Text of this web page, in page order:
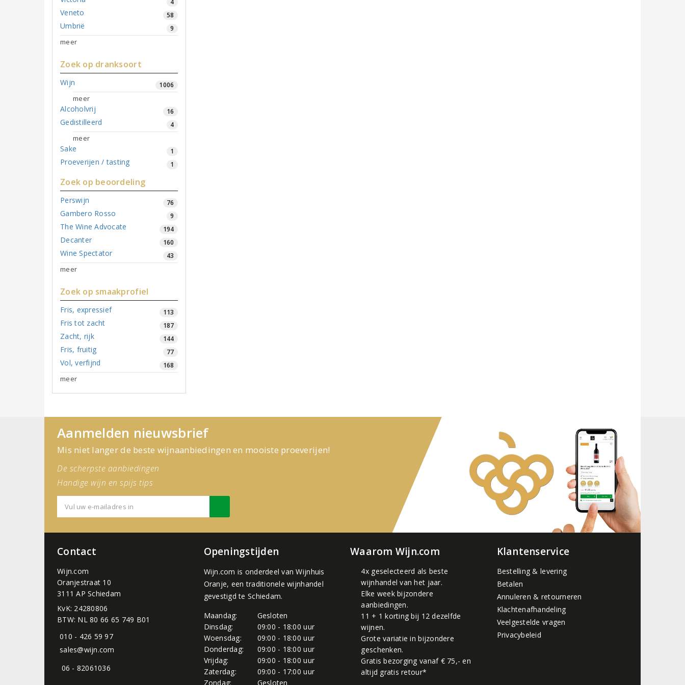
Veneto 58
Umbrië 9
meer
Zoek op dranksoort
Wijn 1006
meer
Alcoholvrij 16
Gedistilleerd 4
meer
Sake 1
Proeverijen / tasting 1
Zoek op beoordeling
Perswijn 76
Gambero Rosso 9
The Wine Advocate 194
Decanter 160
Wine Spectator 43
meer
Zoek op smaakprofiel
Fris, expressief 113
Fris tot zacht 187
Zacht, rijk 144
Fris, fruitig 77
Vol, verfijnd 168
meer
Aanmelden nieuwsbrief
Mis niet langer de beste wijnaanbiedingen en mooiste proeverijen!
De scherpste aanbiedingen
Handige wijn en spijs tips
Contact
Wijn.com
Oranjestraat 10
3111 AP Schiedam
KvK: 24280806
BTW: NL 80 66 65 749 B01
010 - 426 59 97
sales@wijn.com
06 - 82061036
Openingstijden
Wijn.com is onderdeel vanWijnhuis
Oranje, een traditionele wijnhandel
gevestigd te Schiedam.
Maandag:
Gesloten
Dinsdag:
09:00 - 18:00 uur
Woensdag:
09:00 - 18:00 uur
Donderdag:
09:00 - 18:00 uur
Vrijdag:
09:00 - 18:00 uur
Zaterdag:
09:00 - 17:00 uur
Zondag:
Gesloten
Waarom Wijn.com
4x geselecteerd als beste
wijnhandel van het jaar.
Elke week bijzondere
aanbiedingen.
11 + 1 korting bij 12 dezelfde
wijnen.
Grote variatie in bijzondere
geschenken.
Gratis bezorging vanaf € 75,- en
altijd gratis retour*
Klantenservice
Bestelling & levering
Betalen
Annuleren & retourneren
Klachtenafhandeling
Veelgestelde vragen
Privacybeleid